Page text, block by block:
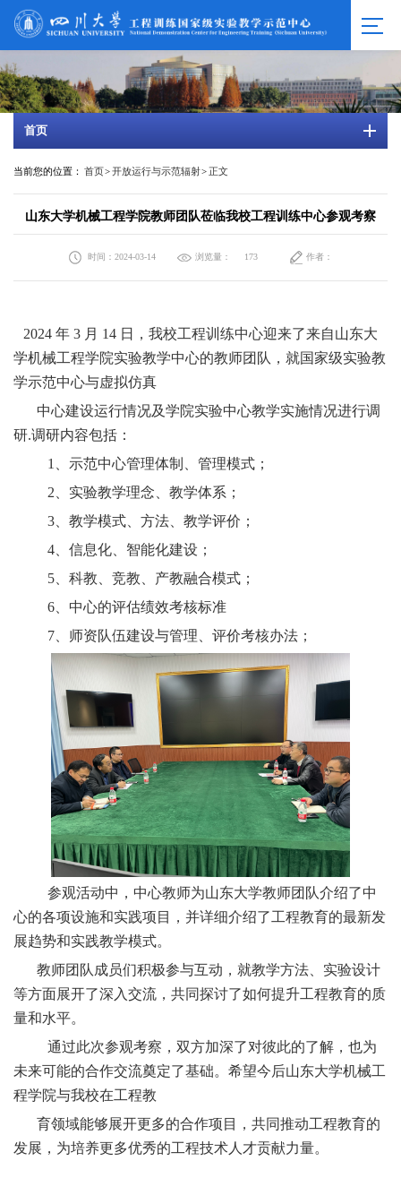
首页
当前您的位置： 首页>开放运行与示范辐射>正文
山东大学机械工程学院教师团队莅临我校工程训练中心参观考察
时间：2024-03-14 浏览量： 173 作者：
2024 年 3 月 14 日，我校工程训练中心迎来了来自山东大
学机械工程学院实验教学中心的教师团队，就国家级实验教
学示范中心与虚拟仿真
中心建设运行情况及学院实验中心教学实施情况进行调
研.调研内容包括：
1、示范中心管理体制、管理模式；
2、实验教学理念、教学体系；
3、教学模式、方法、教学评价；
4、信息化、智能化建设；
5、科教、竞教、产教融合模式；
6、中心的评估绩效考核标准
7、师资队伍建设与管理、评价考核办法；
参观活动中，中心教师为山东大学教师团队介绍了中
心的各项设施和实践项目，并详细介绍了工程教育的最新发
展趋势和实践教学模式。
教师团队成员们积极参与互动，就教学方法、实验设计
等方面展开了深入交流，共同探讨了如何提升工程教育的质
量和水平。
通过此次参观考察，双方加深了对彼此的了解，也为
未来可能的合作交流奠定了基础。希望今后山东大学机械工
程学院与我校在工程教
育领域能够展开更多的合作项目，共同推动工程教育的
发展，为培养更多优秀的工程技术人才贡献力量。